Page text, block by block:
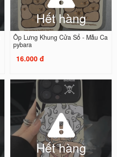
Hết hàng
Ốp Lưng Khung Cửa Sổ - Mẫu Ca
pybara
16.000 đ
Hết hàng